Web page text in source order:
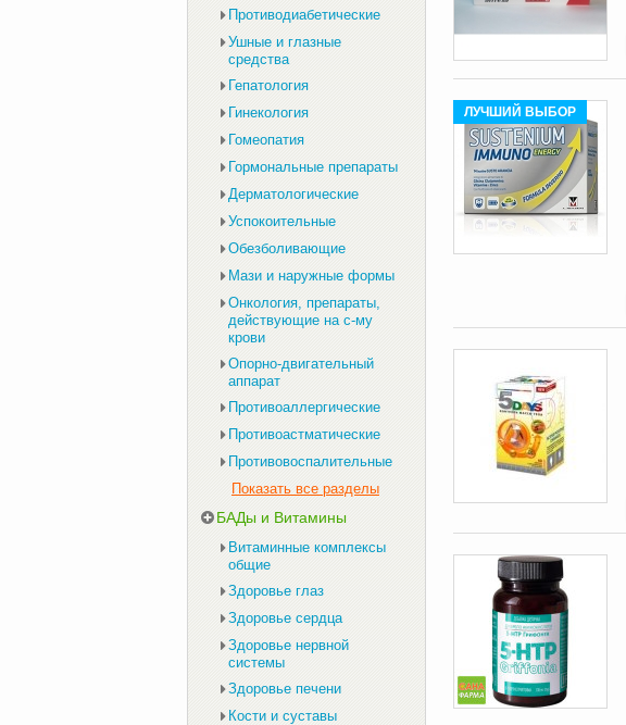
ЛУЧШИЙ ВЫБОР
Противодиабетические
Ушные и глазные
средства
Гепатология
Гинекология
Гомеопатия
Гормональные препараты
Дерматологические
Успокоительные
Обезболивающие
Мази и наружные формы
Онкология, препараты,
действующие на с-му
крови
Опорно-двигательный
аппарат
Противоаллергические
Противоастматические
Противовоспалительные
Показать все разделы
БАДы и Витамины
Витаминные комплексы
общие
Здоровье глаз
Здоровье сердца
Здоровье нервной
системы
Здоровье печени
Кости и суставы